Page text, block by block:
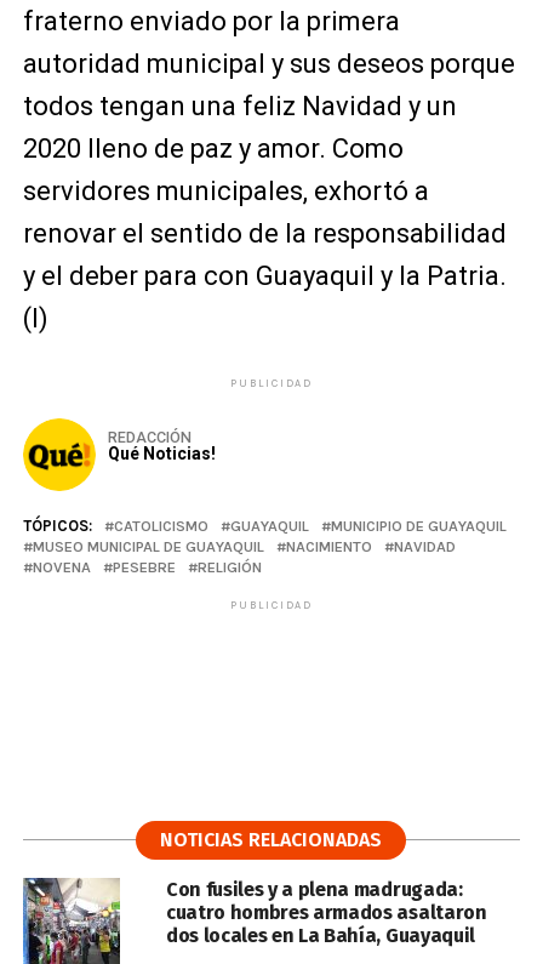
fraterno enviado por la primera
autoridad municipal y sus deseos porque
todos tengan una feliz Navidad y un
2020 lleno de paz y amor. Como
servidores municipales, exhortó a
renovar el sentido de la responsabilidad
y el deber para con Guayaquil y la Patria.
(I)
PUBLICIDAD
REDACCIÓN
Qué Noticias!
TÓPICOS: CATOLICISMO GUAYAQUIL
MUNICIPIO DE GUAYAQUIL
MUSEO MUNICIPAL DE GUAYAQUIL
NACIMIENTO
NAVIDAD
NOVENA
PESEBRE RELIGIÓN
PUBLICIDAD
NOTICIAS RELACIONADAS
Con fusiles y a plena madrugada:
cuatro hombres armados asaltaron
dos locales en La Bahía, Guayaquil